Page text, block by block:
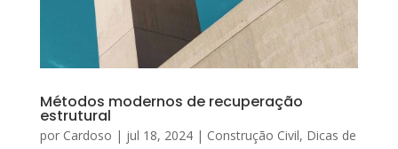
Métodos modernos de recuperação
estrutural
por Cardoso | jul 18, 2024| Construção Civil, Dicas de